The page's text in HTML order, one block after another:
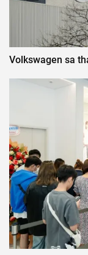
Volkswagen sa